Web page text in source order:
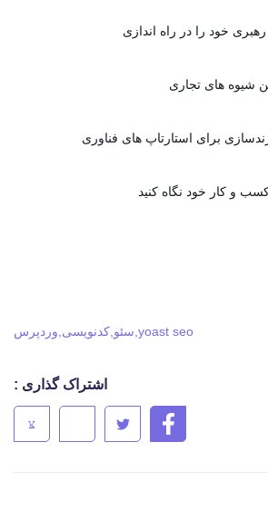
خود را در راه اندازی
شیوه های تجاری
برای استارتاپ های فناوری
و کار خود نگاه کنید
yoast seo
,سئو,کدنویسی, وردپرس
اشتراک گذاری :